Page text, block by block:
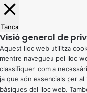
Tanca
Visió general de
Aquest lloc web utilitza
mentre navegueu pel lloc
classifiquen com a
ja que són essencials per
bàsiques del lloc web.